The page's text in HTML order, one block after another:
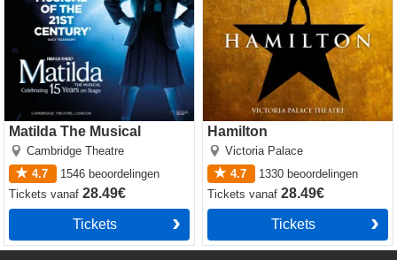
Matilda The Musical
Cambridge Theatre
4.7
1546 beoordelingen
Ticketsvanaf28.49€
Tickets
Hamilton
Victoria Palace
4.7
1330 beoordelingen
Ticketsvanaf28.49€
Tickets